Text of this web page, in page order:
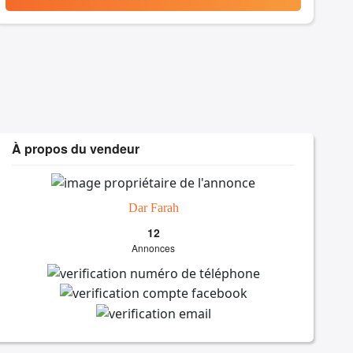
À propos du vendeur
Dar Farah
12
Annonces